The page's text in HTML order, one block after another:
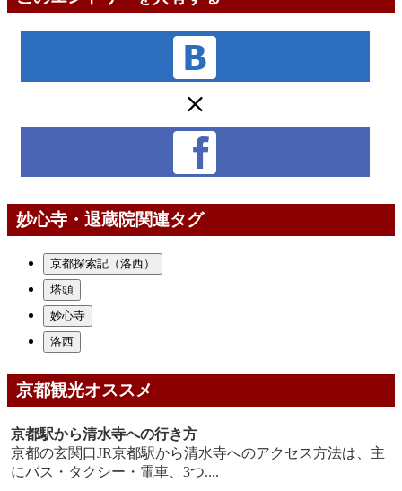
妙心寺・退蔵院関連タグ
京都探索記（洛西）
塔頭
妙心寺
洛西
京都観光オススメ
京都駅から清水寺への行き方
京都の玄関口JR京都駅から清水寺へのアクセス方法は、主
にバス・タクシー・電車、3つ....